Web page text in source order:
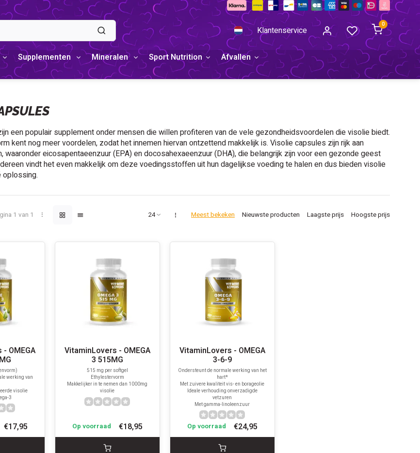
Klantenservice
0
Supplementen Mineralen Sport Nutrition
Afvallen
een populair supplement onder mensen die willen profiteren van de vele gezondheidsvoordelen die visolie biedt.
kent nog meer voordelen, zodat het innemen hiervan ontzettend makkelijk is. Visolie capsules zijn rijk aan
waaronder eicosapentaeenzuur (EPA) en docosahexaeenzuur (DHA), die belangrijk zijn voor een gezonde geest
vindt het even makkelijk om deze voedingsstoffen uit hun dagelijkse voeding te halen en dus bieden visolie
oplossing.
1 van 1 Meest bekeken Nieuwste producten Laagste prijs Hoogste prijs
OMEGA
werking van
visolie
3
€17,95
VitaminLovers - OMEGA
3 515MG
515 mg per softgel
Ethylestervorm
Makkelijker in te nemen dan 1000mg
visolie
€18,95
Op voorraad
VitaminLovers - OMEGA
3-6-9
Ondersteunt de normale werking van het
hart*
Met zuivere kwaliteit vis- en borageolie
Ideale verhouding onverzadigde
vetzuren
Met gamma-linoleenzuur
€24,95
Op voorraad